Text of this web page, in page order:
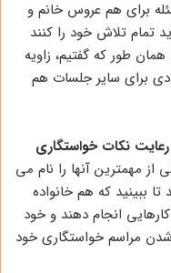
برای هم عروس خانم و
تمام تلاش خود را کنند
طور که گفتیم، زاویه
برای سایر جلسات هم
رعایت نکات خواستگاری
مهمترین آنها را نام می
ببینید که هم خانواده
انجام دهند و خود
مراسم خواستگاری خود